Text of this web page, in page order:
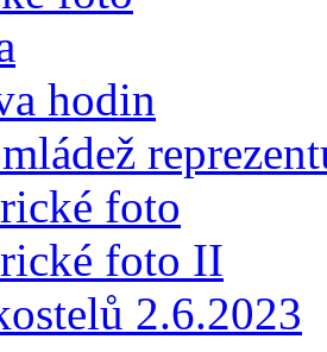
hodin
foto
foto II
2.6.2023